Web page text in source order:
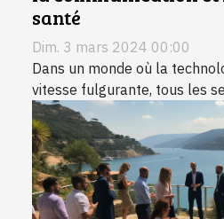
santé
Dim. 3 mars 2024 00:00
Dans un monde où la
vitesse fulgurante, tous les